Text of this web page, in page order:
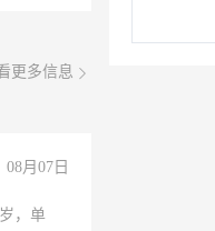
更多信息
08月07日
，单